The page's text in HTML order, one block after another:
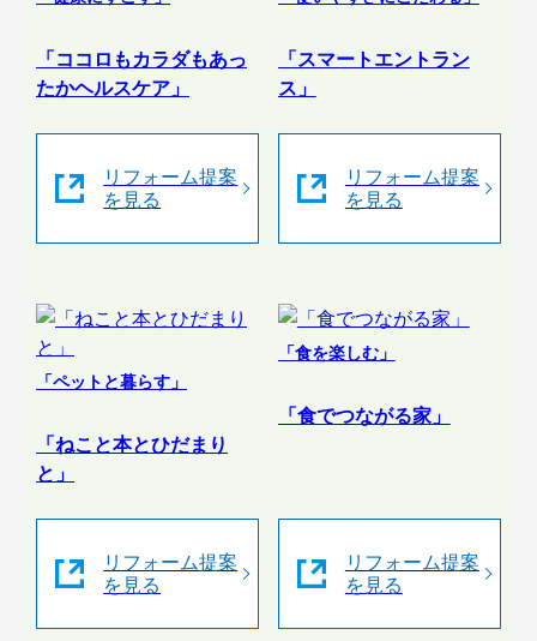
「ココロもカラダもあっ
たかヘルスケア」
リフォーム提案
を見る
「スマートエントラン
ス」
リフォーム提案
を見る
「ペットと暮らす」
「ねこと本とひだまり
と」
リフォーム提案
を見る
「食を楽しむ」
「食でつながる家」
リフォーム提案
を見る